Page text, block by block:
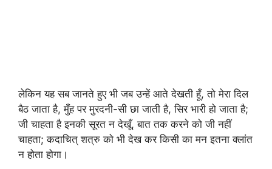
लेकिन यह सब जानते हुए भी जब उन्हें आते देखती हूँ, तो मेरा दिल
बैठ जाता है, मुँह पर मुरदनी-सी छा जाती है, सिर भारी हो जाता है;
जी चाहता है इनकी सूरत न देखूँ, बात तक करने को जी नहीं
चाहता; कदाचित् शत्रु को भी देख कर किसी का मन इतना क्लांत
न होता होगा।